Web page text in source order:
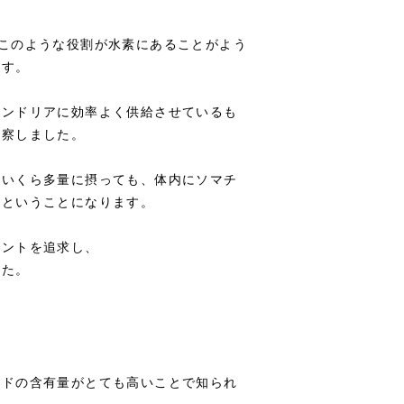
のような役割が水素にあることがよう
。
ドリアに効率よく供給させているも
しました。
くら多量に摂っても、体内にソマチ
いうことになります。
トを追求し、
。
の含有量がとても高いことで知られ